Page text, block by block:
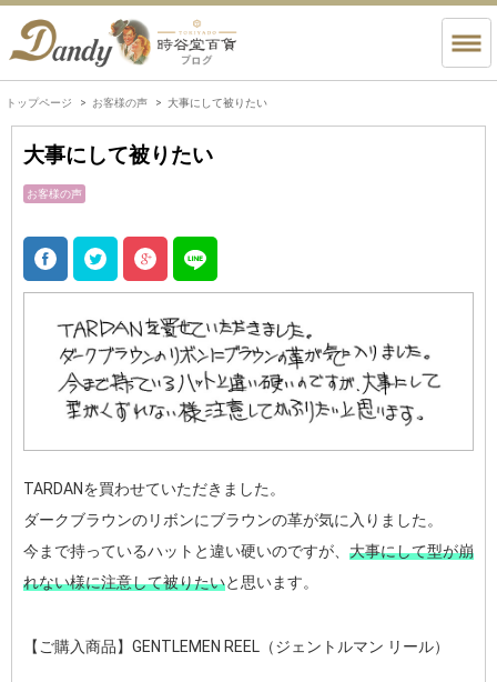
トップページ お客様の声 大事にして被りたい
大事にして被りたい
お客様の声
TARDANを買わせていただきました。
ダークブラウンのリボンにブラウンの革が気に入りました。
今まで持っているハットと違い硬いのですが、 大事にして型が崩
れない様に注意して被りたいと思います。
【ご購入商品】GENTLEMEN REEL（ジェントルマン リール）